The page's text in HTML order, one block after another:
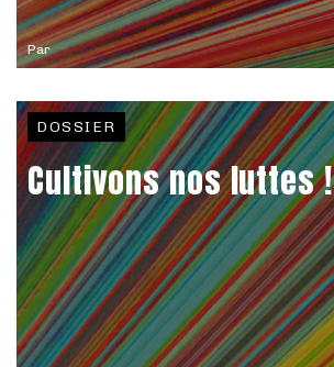
Par
DOSSIER
Cultivons nos luttes !